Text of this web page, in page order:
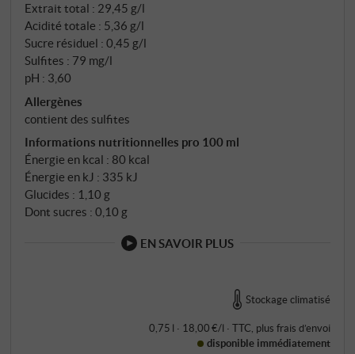
Extrait total : 29,45 g/l
Acidité totale : 5,36 g/l
Sucre résiduel : 0,45 g/l
Sulfites : 79 mg/l
pH : 3,60
Allergènes
contient des sulfites
Informations nutritionnelles pro 100 ml
Énergie en kcal : 80 kcal
Énergie en kJ : 335 kJ
Glucides : 1,10 g
Dont sucres : 0,10 g
EN SAVOIR PLUS
Stockage climatisé
0,75 l · 18,00 €/l · TTC , plus frais d’envoi
disponible immédiatement